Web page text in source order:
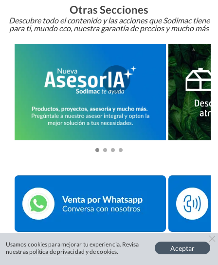
Otras Secciones
Descubre todo el contenido y las acciones que Sodimac tiene
para ti, mundo eco, nuestra garantía de precios y mucho más
Usamos cookies para mejorar tu experiencia. Revisa
nuestras política de privacidad y decookies. Aceptar